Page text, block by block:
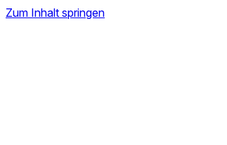
Zum Inhalt springen